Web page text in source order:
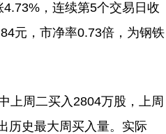
，连续第5个交易日收
元，市净率0.73倍，为钢铁
周二买入2804万股，上周
历史最大周买入量。实际